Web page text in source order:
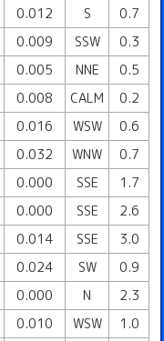
0.012 S
0.7
0.009 SSW
0.3
0.005 NNE
0.5
0.008 CALM
0.2
0.016 WSW
0.6
0.032 WNW
0.7
0.000 SSE
1.7
0.000 SSE
2.6
0.014 SSE
3.0
0.024 SW
0.9
0.000 N
2.3
0.010 WSW
1.0